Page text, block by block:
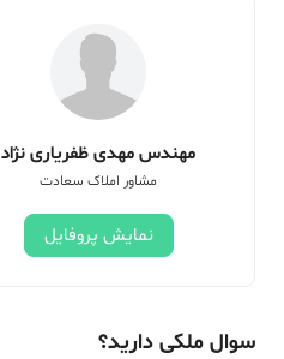
مهندس مهدی ظفریاری نژاد
مشاور املاک سعادت
نمایش پروفایل
سوال ملکی دارید؟